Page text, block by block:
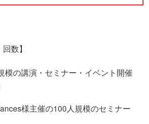
数】
の講演・セミナー・イベント開催
様主催の100人規模のセミナー